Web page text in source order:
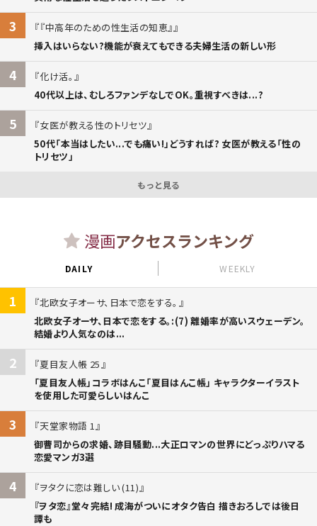
3
『中高年のための性生活の知恵』
挿入はいらない?機能が衰えてもできる夫婦生活の新しい形
4
化け活。
40代以上は、むしろファンデなしでOK。重視すべきは...?
5
女医が教える性のトリセツ
50代「本当はしたい...でも痛い!」どうすれば? 女医が教える「性の
トリセツ」
もっと見る
漫画アクセスランキング
DAILY WEEKLY
1
北欧女子オーサ、日本で恋をする。
北欧女子オーサ、日本で恋をする。:(7) 離婚率が高いスウェーデン。
結婚より人気なのは...
2
夏目友人帳 25
「夏目友人帳」コラボはんこ「夏目はんこ帳」 キャラクターイラスト
を使用した可愛らしいはんこ
3
天堂家物語 1
御曹司からの求婚、跡目騒動...大正ロマンの世界にどっぷりハマる
恋愛マンガ3選
4
ヲタクに恋は難しい (11)
『ヲタ恋』堂々完結! 成海がついにオタク告白 描きおろしでは後日
譚も